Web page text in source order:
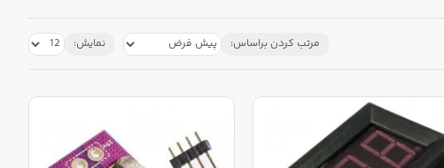
مرتب کردن براساس: نمایش: